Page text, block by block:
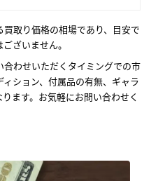
取り価格の相場であり、目安で
ざいません。
わせいただくタイミングでの市
ション、付属品の有無、ギャラ
ます。お気軽にお問い合わせく